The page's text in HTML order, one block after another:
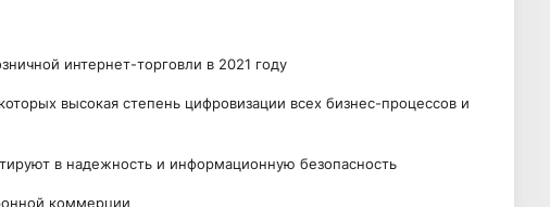
интернет-торговли в 2021 году
высокая степень цифровизации всех бизнес-процессов и
в надежность и информационную безопасность
коммерции